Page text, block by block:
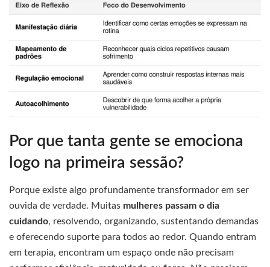
Por que tanta gente se emociona
logo na primeira sessão?
Porque existe algo profundamente transformador em ser
ouvida de verdade. Muitas mulheres passam o dia
cuidando, resolvendo, organizando, sustentando demandas
e oferecendo suporte para todos ao redor. Quando entram
em terapia, encontram um espaço onde não precisam